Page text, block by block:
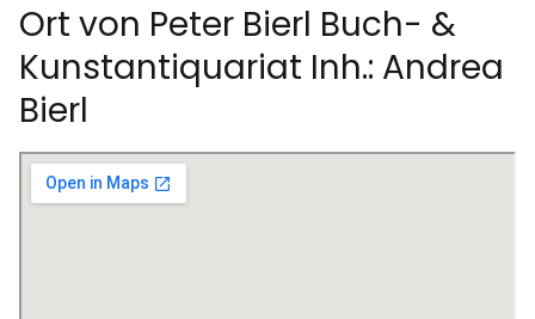
Ort von Peter Bierl Buch- &
Kunstantiquariat Inh.: Andrea
Bierl